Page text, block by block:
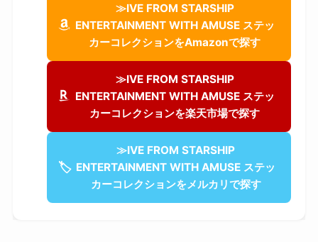
≫IVE FROM STARSHIP
ENTERTAINMENT WITH AMUSE ステッ
カーコレクションをAmazonで探す
≫IVE FROM STARSHIP
ENTERTAINMENT WITH AMUSE ステッ
カーコレクションを楽天市場で探す
🏷
≫IVE FROM STARSHIP
ENTERTAINMENT WITH AMUSE ステッ
カーコレクションをメルカリで探す